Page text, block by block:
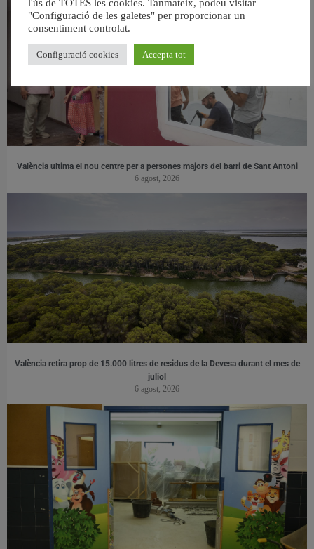
València ultima el nou centre per a persones majors del barri de Sant Antoni
6 agost, 2026
València retira prop de 15.000 litres de residus de la Devesa durant el mes de
juliol
6 agost, 2026
l'ús de TOTES les cookies. Tanmateix, podeu visitar
"Configuració de les galetes" per proporcionar un
consentiment controlat.
Configuració cookies Accepta tot